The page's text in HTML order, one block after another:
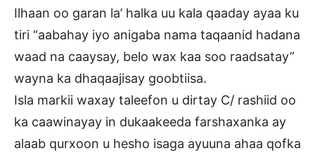
Ilhaan oo garan la’ halka uu kala qaaday ayaa ku
tiri “aabahay iyo anigaba nama taqaanid hadana
waad na caaysay, belo wax kaa soo raadsatay”
wayna ka dhaqaajisay goobtiisa.
Isla markii waxay taleefon u dirtay C/ rashiid oo
ka caawinayay in dukaakeeda farshaxanka ay
alaab qurxoon u hesho isaga ayuuna ahaa qofka